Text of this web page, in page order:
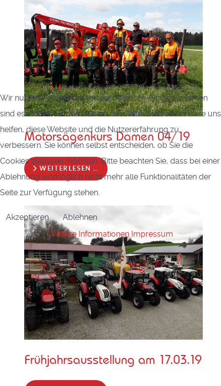
Motorsägenkurs Damen 04/19
WEITERLESEN …
Frühjahrsausstellung am 17.03.19
Wir nutzen Cookies auf unserer Website. Einige von ihnen
sind essenziell für den Betrieb der Seite, während andere uns
helfen, diese Website und die Nutzererfahrung zu
verbessern. Sie können selbst entscheiden, ob Sie die
Cookies zulassen möchten. Bitte beachten Sie, dass bei einer
Ablehnung womöglich nicht mehr alle Funktionalitäten der
Seite zur Verfügung stehen.
Akzeptieren
Ablehnen
Weitere Informationen Impressum